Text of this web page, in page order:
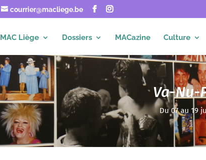
courrier@macliege.be
MAC Liège Dossiers MACazine Culture
Va-Nu-
Du 07 au 19